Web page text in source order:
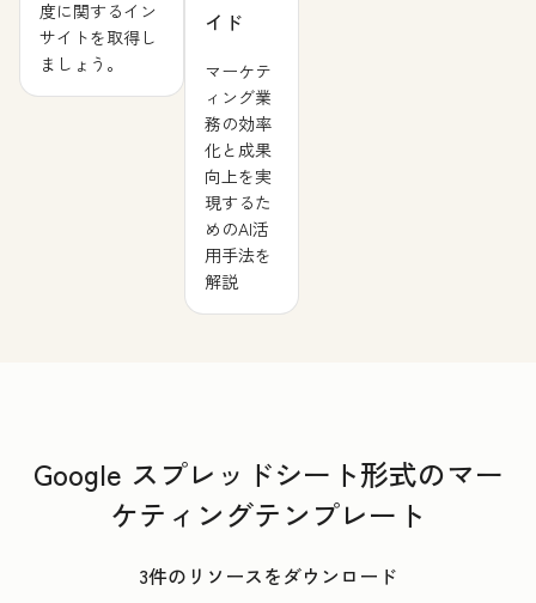
度に関するイン
サイトを取得し
ましょう。
イド
マーケテ
ィング業
務の効率
化と成果
向上を実
現するた
めのAI活
用手法を
解説
Google スプレッドシート形式のマー
ケティングテンプレート
3件のリソースをダウンロード